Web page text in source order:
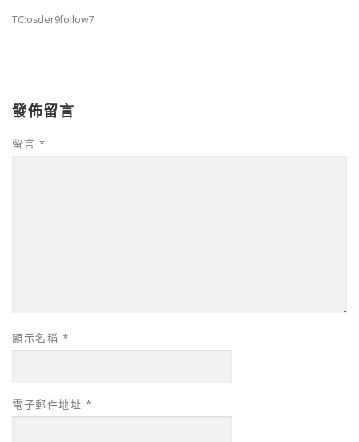
TC:osder9follow7
發佈留言
留言 *
顯示名稱 *
電子郵件地址 *